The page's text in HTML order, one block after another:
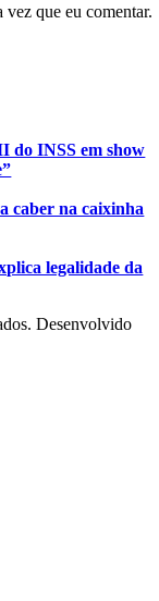
que eu comentar.
do INSS em show
caber na caixinha
legalidade da
Desenvolvido